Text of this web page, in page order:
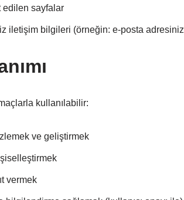
edilen sayfalar
iletişim bilgileri (örneğin: e-posta
kullanılabilir:
ve geliştirmek
vermek